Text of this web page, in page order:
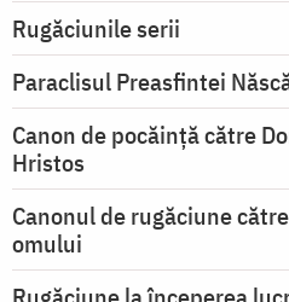
Rugăciunile serii
Paraclisul Preasfintei
Canon de pocăință către
Hristos
Canonul de rugăciune
omului